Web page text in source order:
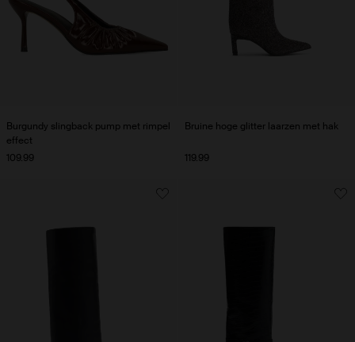
Burgundy slingback pump met rimpel
effect
109.99
Bruine hoge glitter laarzen met hak
119.99